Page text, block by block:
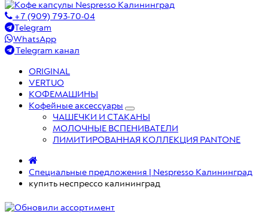
+7 (909) 793-70-04
Telegram
WhatsApp
Telegram канал
ORIGINAL
VERTUO
КОФЕМАШИНЫ
Кофейные аксессуары
ЧАШЕЧКИ И СТАКАНЫ
МОЛОЧНЫЕ ВСПЕНИВАТЕЛИ
ЛИМИТИРОВАННАЯ КОЛЛЕКЦИЯ PANTONE
Специальные предложения | Nespresso Калининград
купить неспрессо калининград